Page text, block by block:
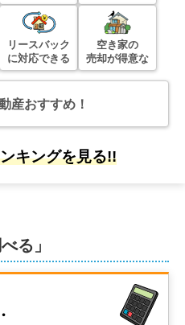
リースバック
に対応できる
空き家の
売却が得意な
産おすすめ！
キングを見る!!
る」